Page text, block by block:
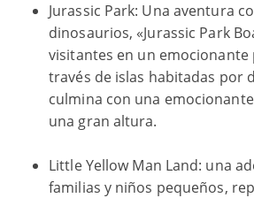
Jurassic Park: Una aventura
dinosaurios, «Jurassic Park
visitantes en un emocionante
través de islas habitadas por
culmina con una
una gran altura.
Little Yellow Man Land: una
familias y niños pequeños,